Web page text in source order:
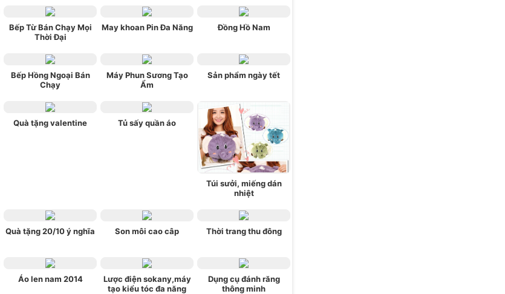
Bếp Từ Bán Chạy Mọi
Thời Đại
May khoan Pin Đa Năng Đồng Hồ Nam
Bếp Hồng Ngoại Bán
Chạy
Máy Phun Sương Tạo
Ẩm
Sản phẩm ngày tết
Quà tặng valentine Tủ sấy quần áo
Túi sưởi, miếng dán
nhiệt
Quà tặng 20/10 ý nghĩa Son môi cao câp Thời trang thu đông
Áo len nam 2014
Lược điện sokany,máy
tạo kiểu tóc đa năng
Dụng cụ đánh răng
thông minh